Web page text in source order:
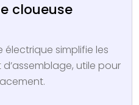
cloueuse
simplifie les
utile pour